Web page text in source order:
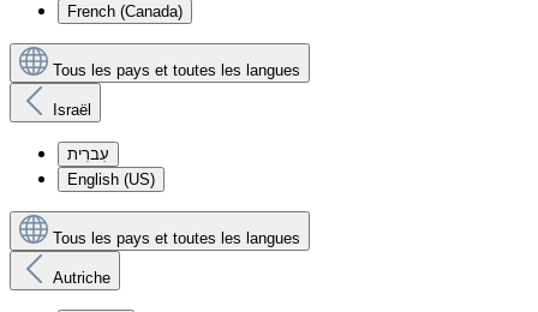
French (Canada)
Tous les pays et toutes les langues
Israël
עִברִית
English (US)
Tous les pays et toutes les langues
Autriche